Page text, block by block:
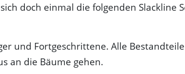
doch einmal die folgenden Slackline
und Fortgeschrittene. Alle
an die Bäume gehen.